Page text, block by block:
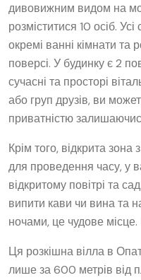
дивовижним видом на
розміститися 10 осіб.
окремі ванні кімнати та
поверсі. У будинку є 2
сучасні та просторі
або груп друзів, ви
приватністю
Крім того, відкрита
для проведення часу, у
відкритому повітрі та
випити кави чи вина та
ночами, це чудове місце.
Ця розкішна вілла в
лише за 600 метрів від